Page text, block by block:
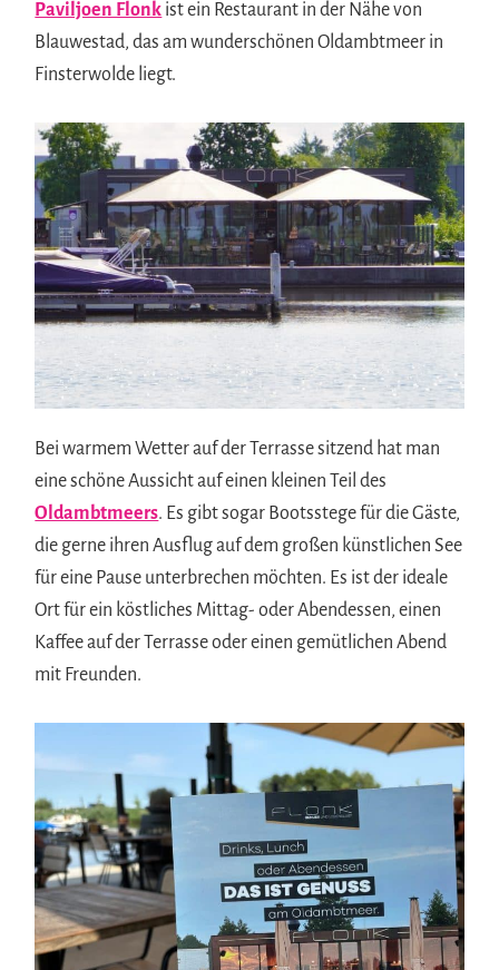
Paviljoen Flonk ist ein Restaurant in der Nähe von
Blauwestad, das am wunderschönen Oldambtmeer in
Finsterwolde liegt.
Bei warmem Wetter auf der Terrasse sitzend hat man
eine schöne Aussicht auf einen kleinen Teil des
Oldambtmeers. Es gibt sogar Bootsstege für die Gäste,
die gerne ihren Ausflug auf dem großen künstlichen See
für eine Pause unterbrechen möchten. Es ist der ideale
Ort für ein köstliches Mittag- oder Abendessen, einen
Kaffee auf der Terrasse oder einen gemütlichen Abend
mit Freunden.